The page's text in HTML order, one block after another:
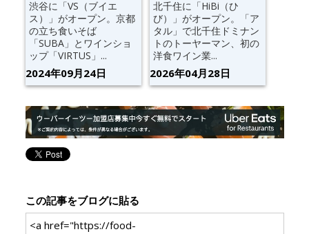
渋谷に「VS（ブイエ
ス）」がオープン。京都
の立ち食いそば
「SUBA」とワインショ
ップ「VIRTUS」...
2024年09月24日
北千住に「HiBi（ひ
び）」がオープン。「ア
タル」で北千住ドミナン
トのトーヤーマン、初の
洋食ワイン業...
2026年04月28日
この記事をブログに貼る
<a href="https://food-